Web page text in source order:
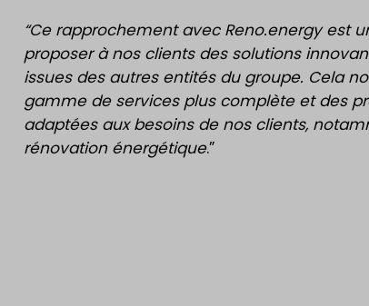
“Ce rapprochement avec Reno.energy est
proposer à nos clients des solutions
issues des autres entités du groupe. Cela
gamme de services plus complète et des
adaptées aux besoins de nos clients,
rénovation énergétique.”